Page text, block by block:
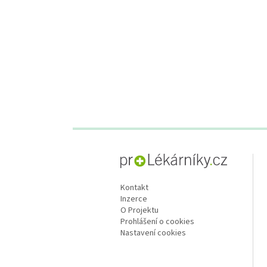
Kontakt
Inzerce
O Projektu
Prohlášení o cookies
Nastavení cookies